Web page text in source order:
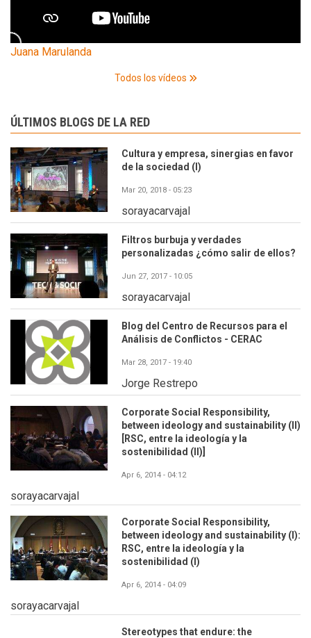
Juana Marulanda
Todos los vídeos
ÚLTIMOS BLOGS DE LA RED
Cultura y empresa, sinergias en favor
de la sociedad (I)
Mar 20, 2018 - 05:23
sorayacarvajal
Filtros burbuja y verdades
personalizadas ¿cómo salir de ellos?
Jun 27, 2017 - 10:05
sorayacarvajal
Blog del Centro de Recursos para el
Análisis de Conflictos - CERAC
Mar 28, 2017 - 19:40
Jorge Restrepo
Corporate Social Responsibility,
between ideology and sustainability (II)
[RSC, entre la ideología y la
sostenibilidad (II)]
Apr 6, 2014 - 04:12
sorayacarvajal
Corporate Social Responsibility,
between ideology and sustainability (I):
RSC, entre la ideología y la
sostenibilidad (I)
Apr 6, 2014 - 04:09
sorayacarvajal
Stereotypes that endure: the